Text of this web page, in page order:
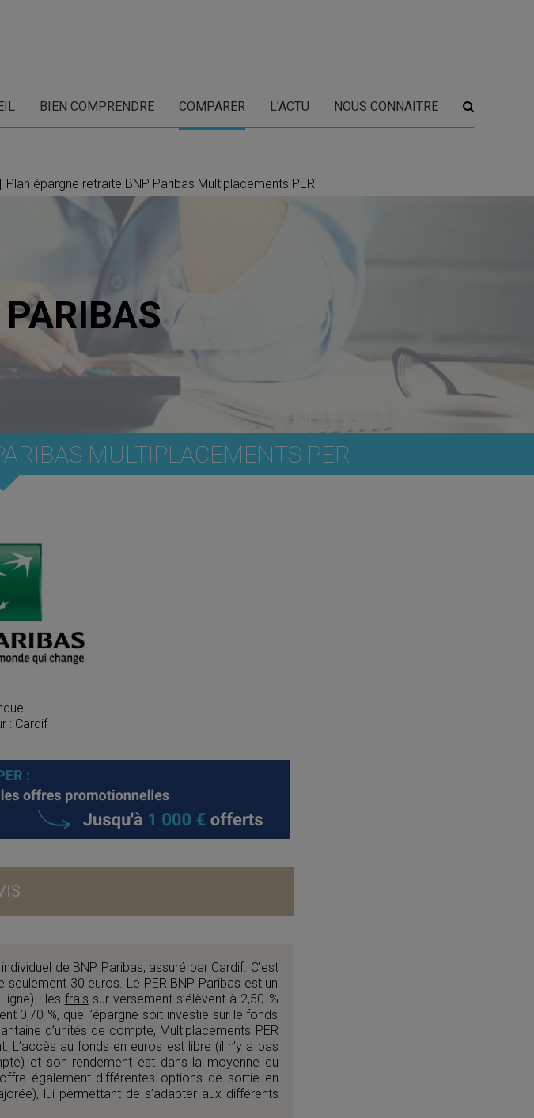
BIEN COMPRENDRE COMPARER L’ACTU NOUS CONNAITRE
| Plan épargne retraite BNP Paribas Multiplacements PER
MULTIPLACEMENTS PER
: Cardif
individuel de BNP Paribas, assuré par Cardif. C’est
30 euros. Le PER BNP Paribas est un
: les frais sur versement s’élèvent à 2,50 %
0,70 %, que l’épargne soit investie sur le fonds
d’unités de compte, Multiplacements PER
L’accès au fonds en euros est libre (il n’y a pas
et son rendement est dans la moyenne du
également différentes options de sortie en
lui permettant de s’adapter aux différents